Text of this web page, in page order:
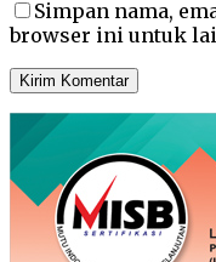
Simpan nama,
browser ini untuk